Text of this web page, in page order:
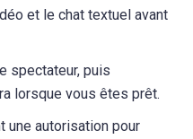
et le chat textuel avant
spectateur, puis
lorsque vous êtes prêt.
une autorisation pour